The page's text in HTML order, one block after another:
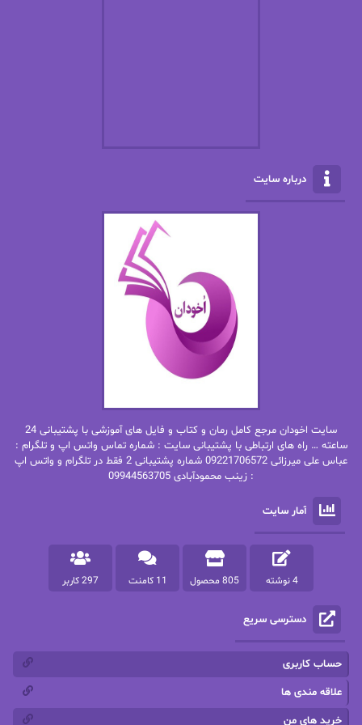
الناز محمدی
امیر فرهی
باران
بهار سلطانی
بهاره شیرازی
بهاره.م
بیتا فرخی
پاتریشیا ویلسون پرتو فرهمند
پرستو اسحقی
پرستو مهاجر
پرهام رسولی
پروانه قدیمی پروانه محمدی
پریسا شکور(طوفان خاموش)
پنلوپه وارد
درباره سایت
سایت اخودان مرجع کامل رمان و کتاب و فایل های آموزشی با پشتیبانی 24
ساعته … راه های ارتباطی با پشتیبانی سایت : شماره تماس واتس اپ و تلگرام :
عباس علی میرزائی 09221706572 شماره پشتیبانی 2 فقط در تلگرام و واتس اپ
: زینب محمودآبادی 09944563705
آمار سایت
4 نوشته 805 محصول 11 کامنت 297 کاربر
دسترسی سریع
حساب کاربری
علاقه مندی ها
خرید های من